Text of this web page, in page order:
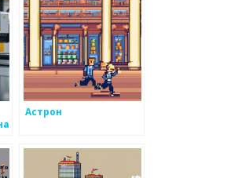
Астрон